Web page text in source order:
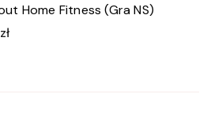
Home Fitness (Gra NS)
zł